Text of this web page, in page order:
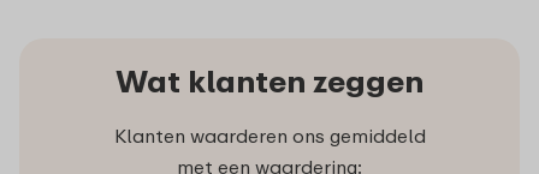
Wat klanten zeggen
Klanten waarderen ons gemiddeld
met een waardering: